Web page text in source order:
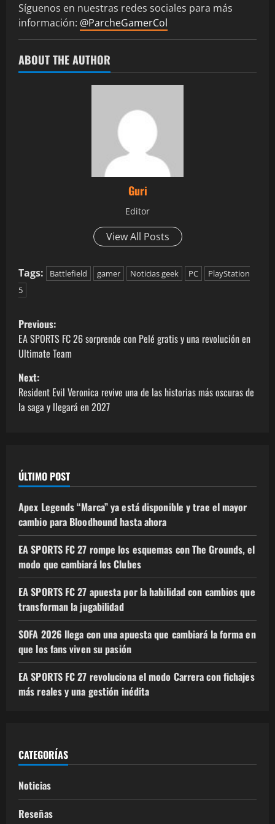
Síguenos en nuestras redes sociales para más
información: @ParcheGamerCol
ABOUT THE AUTHOR
Guri
Editor
View All Posts
Tags: Battlefield gamer Noticias geek PC
PlayStation
5
Previous:
EA SPORTS FC 26 sorprende con Pelé gratis y una revolución en
Ultimate Team
Next:
Resident Evil Veronica revive una de las historias más oscuras de
la saga y llegará en 2027
ÚLTIMO POST
Apex Legends “Marca” ya está disponible y trae el mayor
cambio para Bloodhound hasta ahora
EA SPORTS FC 27 rompe los esquemas con The Grounds, el
modo que cambiará los Clubes
EA SPORTS FC 27 apuesta por la habilidad con cambios que
transforman la jugabilidad
SOFA 2026 llega con una apuesta que cambiará la forma en
que los fans viven su pasión
EA SPORTS FC 27 revoluciona el modo Carrera con fichajes
más reales y una gestión inédita
CATEGORÍAS
Noticias
Reseñas